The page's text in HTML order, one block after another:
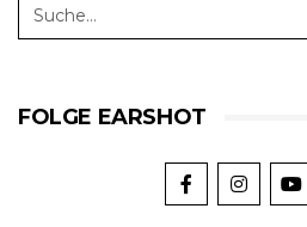
FOLGE EARSHOT